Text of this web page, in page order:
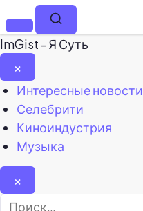
МенюПоиск
ImGist - Я Суть
×
Закрыть
меню
Интересные новости
Селебрити
Киноиндустрия
Музыка
×
Найти: